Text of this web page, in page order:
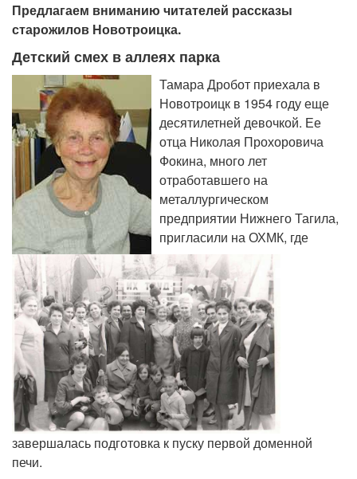
Предлагаем вниманию читателей рассказы
старожилов Новотроицка.
Детский смех в аллеях парка
Тамара Дробот приехала в
Новотроицк в 1954 году еще
десятилетней девочкой. Ее
отца Николая Прохоровича
Фокина, много лет
отработавшего на
металлургическом
предприятии Нижнего Тагила,
пригласили на ОХМК, где
завершалась подготовка к пуску первой доменной
печи.